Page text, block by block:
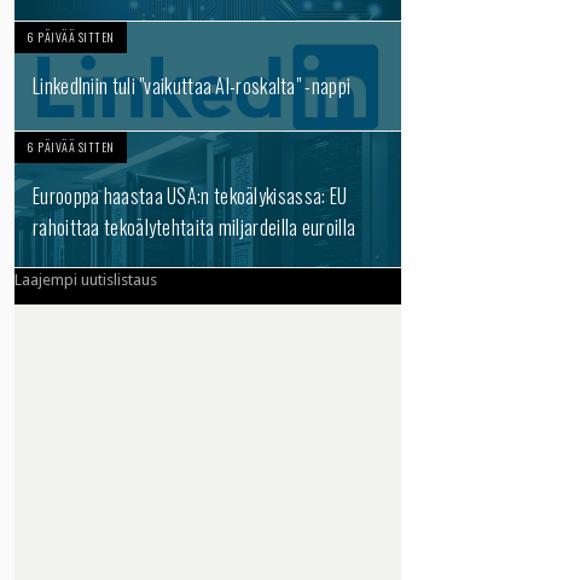
6 PÄIVÄÄ SITTEN
LinkedIniin tuli "vaikuttaa AI-roskalta" -nappi
6 PÄIVÄÄ SITTEN
Eurooppa haastaa USA:n tekoälykisassa: EU
rahoittaa tekoälytehtaita miljardeilla euroilla
Laajempi uutislistaus